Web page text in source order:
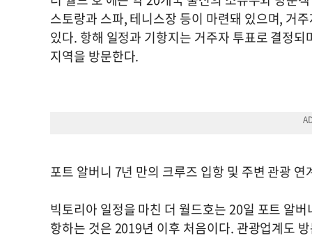
스토랑과 스파, 테니스장 등이 마련돼 있으며, 거
있다. 항해 일정과 기항지는 거주자 투표로 결정
지역을 방문한다.
포트 알버니 7년 만의 크루즈 입항 및 주변 관광 연
빅토리아 일정을 마친 더 월드호는 20일 포트 알
항하는 것은 2019년 이후 처음이다. 관광업계도